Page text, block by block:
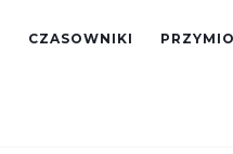
CZASOWNIKI